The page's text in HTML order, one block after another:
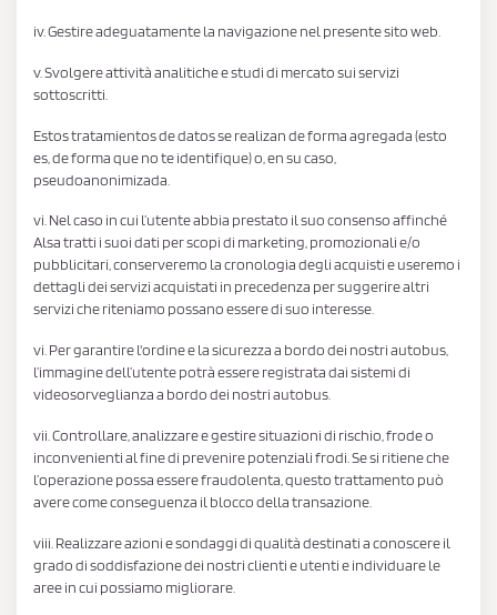
iv. Gestire adeguatamente la navigazione nel presente sito web.
v. Svolgere attività analitiche e studi di mercato sui servizi
sottoscritti.
Estos tratamientos de datos se realizan de forma agregada (esto
es, de forma que no te identifique) o, en su caso,
pseudoanonimizada.
vi. Nel caso in cui l’utente abbia prestato il suo consenso affinché
Alsa tratti i suoi dati per scopi di marketing, promozionali e/o
pubblicitari, conserveremo la cronologia degli acquisti e useremo i
dettagli dei servizi acquistati in precedenza per suggerire altri
servizi che riteniamo possano essere di suo interesse.
vi. Per garantire l'ordine e la sicurezza a bordo dei nostri autobus,
l’immagine dell’utente potrà essere registrata dai sistemi di
videosorveglianza a bordo dei nostri autobus.
vii. Controllare, analizzare e gestire situazioni di rischio, frode o
inconvenienti al fine di prevenire potenziali frodi. Se si ritiene che
l’operazione possa essere fraudolenta, questo trattamento può
avere come conseguenza il blocco della transazione.
viii. Realizzare azioni e sondaggi di qualità destinati a conoscere il
grado di soddisfazione dei nostri clienti e utenti e individuare le
aree in cui possiamo migliorare.